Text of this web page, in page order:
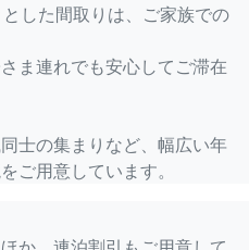
した間取りは、ご家族での
ま連れでも安心してご滞在
士の集まりなど、幅広い年
ご用意しています。